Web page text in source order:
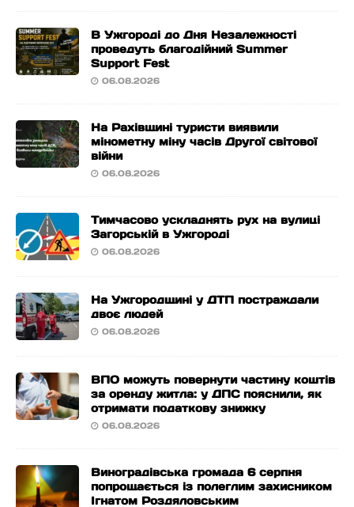
В Ужгороді до Дня Незалежності
проведуть благодійний Summer
Support Fest
06.08.2026
На Рахівщині туристи виявили
мінометну міну часів Другої світової
війни
06.08.2026
Тимчасово ускладнять рух на вулиці
Загорській в Ужгороді
06.08.2026
На Ужгородщині у ДТП постраждали
двоє людей
06.08.2026
ВПО можуть повернути частину коштів
за оренду житла: у ДПС пояснили, як
отримати податкову знижку
06.08.2026
Виноградівська громада 6 серпня
попрощається із полеглим захисником
Ігнатом Роздяловським